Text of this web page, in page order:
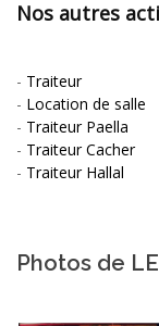
Nos autres
- Traiteur
- Location de salle
- Traiteur Paella
- Traiteur Cacher
- Traiteur Hallal
Photos de